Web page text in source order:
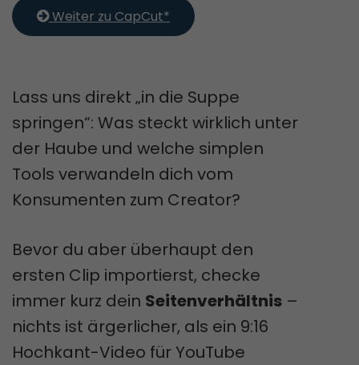
Weiter zu CapCut*
Lass uns direkt „in die Suppe
springen“: Was steckt wirklich unter
der Haube und welche simplen
Tools verwandeln dich vom
Konsumenten zum Creator?
Bevor du aber überhaupt den
ersten Clip importierst, checke
immer kurz dein Seitenverhältnis –
nichts ist ärgerlicher, als ein 9:16
Hochkant-Video für YouTube